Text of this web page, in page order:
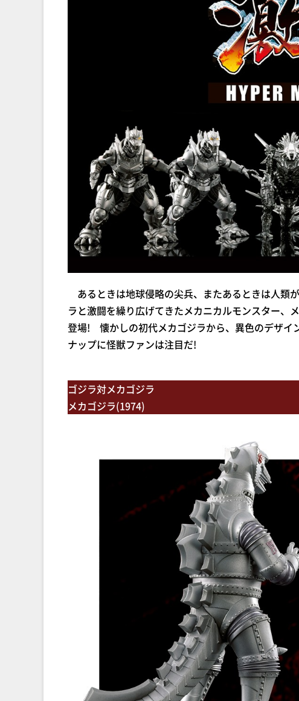
あるときは地球侵略の尖兵、またあるときは人類
ラと激闘を繰り広げてきたメカニカルモンスター、
登場! 懐かしの初代メカゴジラから、異色のデザイ
ナップに怪獣ファンは注目だ!
ゴジラ対メカゴジラ
メカゴジラ(1974)